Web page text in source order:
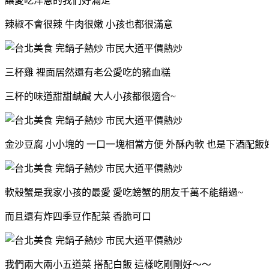
辣椒不會很辣 牛肉很嫩 小孩也都很滿意
三杯雞 裡面居然還有老公愛吃的豬血糕
三杯的味道甜甜鹹鹹 大人小孩都很適合~
金沙豆腐 小小塊的 一口一塊相當方便 外酥內軟 也是下酒配飯
軟殼蟹是我家小孩的最愛 愛吃螃蟹的朋友千萬不能錯過~
而且還有炸四季豆作配菜 香脆可口
我們兩大兩小五道菜 搭配白飯 這樣吃剛剛好～～